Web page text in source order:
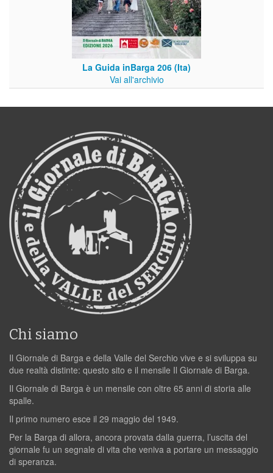
La Guida inBarga 206 (Ita)
Vai all'archivio
Chi siamo
Il Giornale di Barga e della Valle del Serchio vive e si sviluppa su
due realtà distinte: questo sito e il mensile Il Giornale di Barga.
Il Giornale di Barga è un mensile con oltre 65 anni di storia alle
spalle.
Il primo numero esce il 29 maggio del 1949.
Per la Barga di allora, ancora provata dalla guerra, l’uscita del
giornale fu un segnale di vita che veniva a portare un messaggio
di speranza.